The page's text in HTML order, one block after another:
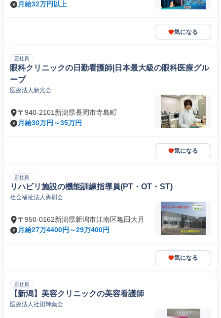
月給32万円以上
気になる
正社員
眼科クリニックの日勤看護師|日本最大級の眼科医療グル
ープ
医療法人新光会
〒940-2101新潟県長岡市寺島町
月給30万円～35万円
気になる
正社員
リハビリ施設の機能訓練指導員(PT・OT・ST)
社会福祉法人勇樹会
〒950-0162新潟県新潟市江南区亀田大月
月給27万4400円～29万400円
気になる
正社員
【新潟】美容クリニックの美容看護師
医療法人社団輝葉会